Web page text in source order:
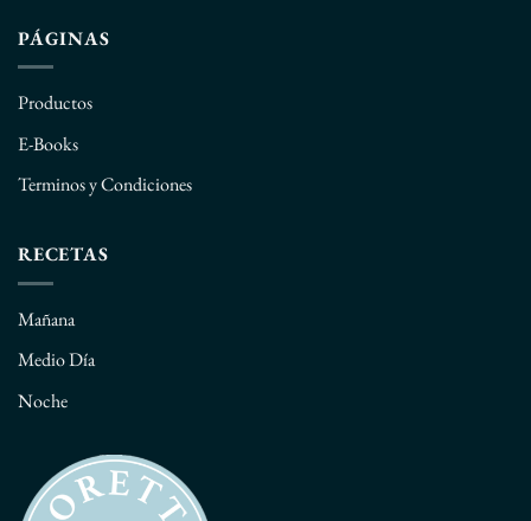
PÁGINAS
Productos
E-Books
Terminos y Condiciones
RECETAS
Mañana
Medio Día
Noche